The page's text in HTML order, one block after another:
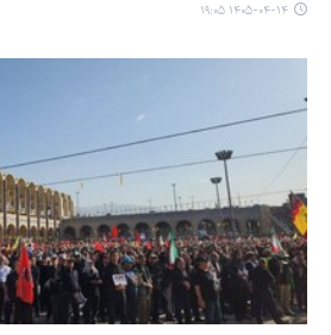
۱۴۰۵-۰۴-۱۴ ۱۹:۰۵